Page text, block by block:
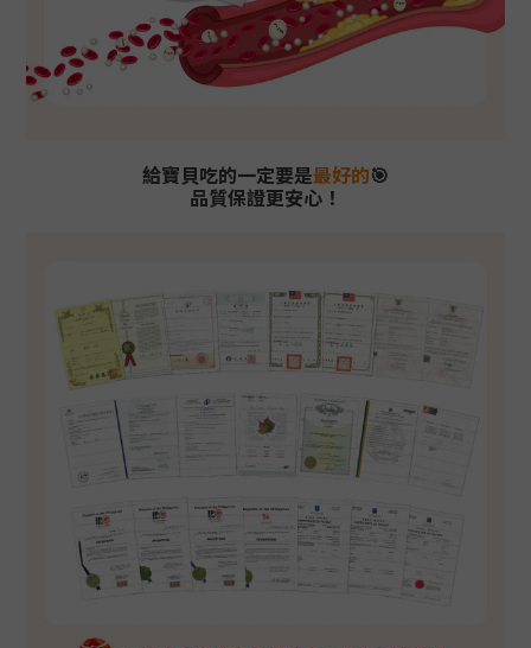
給寶貝吃的一定要是最好的🎯
品質保證更安心！